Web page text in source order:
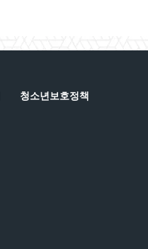
청소년보호정책